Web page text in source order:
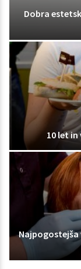
Dobra
10 let in
Najpogostejša